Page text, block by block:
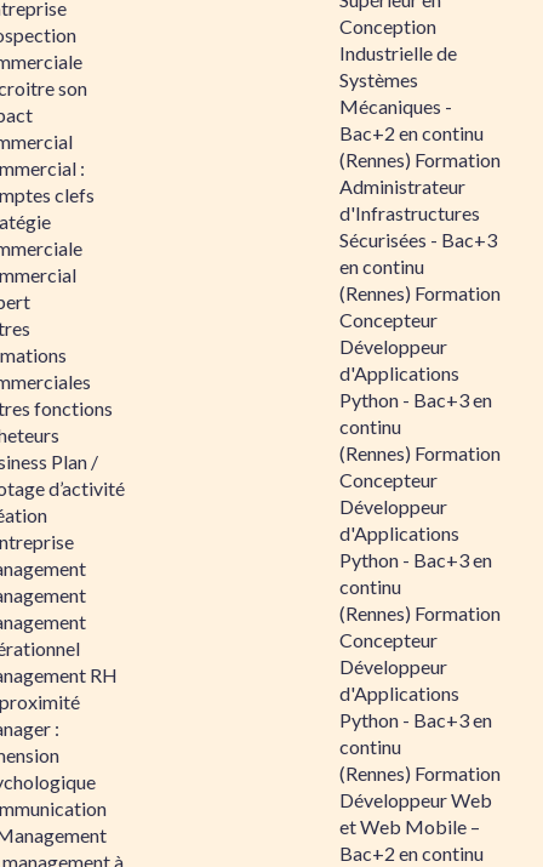
son
:
clefs
fonctions
Plan /
d’activité
RH
:
à
Conception
Industrielle de
Systèmes
Mécaniques -
Bac+2 en continu
(Rennes) Formation
Administrateur
d'Infrastructures
Sécurisées - Bac+3
en continu
(Rennes) Formation
Concepteur
Développeur
d'Applications
Python - Bac+3 en
continu
(Rennes) Formation
Concepteur
Développeur
d'Applications
Python - Bac+3 en
continu
(Rennes) Formation
Concepteur
Développeur
d'Applications
Python - Bac+3 en
continu
(Rennes) Formation
Développeur Web
et Web Mobile –
Bac+2 en continu